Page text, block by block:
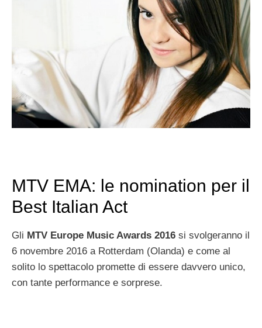
MTV EMA: le nomination per il
Best Italian Act
Gli MTV Europe Music Awards 2016 si svolgeranno il
6 novembre 2016 a Rotterdam (Olanda) e come al
solito lo spettacolo promette di essere davvero unico,
con tante performance e sorprese.